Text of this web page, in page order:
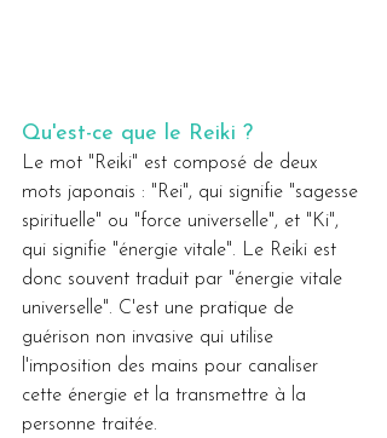
Qu'est-ce que le Reiki ?
Le mot "Reiki" est composé de deux
mots japonais : "Rei", qui signifie "sagesse
spirituelle" ou "force universelle", et "Ki",
qui signifie "énergie vitale". Le Reiki est
donc souvent traduit par "énergie vitale
universelle". C'est une pratique de
guérison non invasive qui utilise
l'imposition des mains pour canaliser
cette énergie et la transmettre à la
personne traitée.